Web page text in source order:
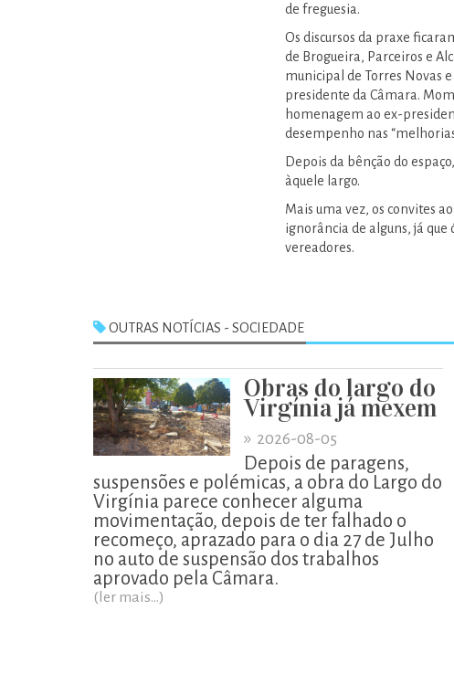
de freguesia.
Os discursos da praxe
de Brogueira, Parceiros e
municipal de Torres Novas
presidente da Câmara.
homenagem ao ex-
desempenho nas
Depois da bênção do
àquele largo.
Mais uma vez, os convites
ignorância de alguns, já
vereadores.
OUTRAS NOTÍCIAS - SOCIEDADE
Obras do largo do
Virgínia já mexem
» 2026-08-05
Depois de paragens,
suspensões e polémicas, a obra do Largo do
Virgínia parece conhecer alguma
movimentação, depois de ter falhado o
recomeço, aprazado para o dia 27 de Julho
no auto de suspensão dos trabalhos
aprovado pela Câmara.
(ler mais...)